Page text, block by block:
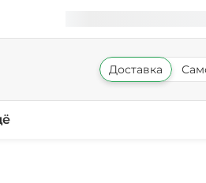
Доставка